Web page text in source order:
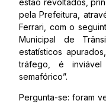
estão revoltados,
pela Prefeitura,
Ferrari, com o
Municipal de
estatísticos
tráfego, é
semafórico”.
Pergunta-se: foram